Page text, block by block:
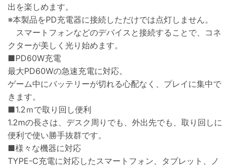
出を楽しめます。
※本製品をPD充電器に接続しただけでは点灯しません。
スマートフォンなどのデバイスと接続することで、コネ
クターが美しく光り始めます。
■PD60W充電
最大PD60Wの急速充電に対応。
ゲーム中にバッテリーが切れる心配なく、プレイに集中で
きます。
■1.2ｍで取り回し便利
1.2mの長さは、デスク周りでも、外出先でも、取り回しに
便利で使い勝手抜群です。
■様々な機器に対応
TYPE-C充電に対応したスマートフォン、タブレット、ノ